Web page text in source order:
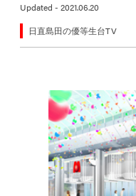
Updated - 2021.06.20
日直島田の優等生台TV